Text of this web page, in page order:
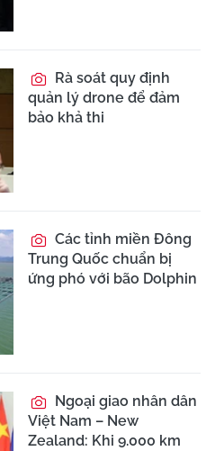
Rà soát quy định
quản lý drone để đảm
bảo khả thi
Các tỉnh miền Đông
Trung Quốc chuẩn bị
ứng phó với bão Dolphin
Ngoại giao nhân dân
Việt Nam – New
Zealand: Khi 9.000 km